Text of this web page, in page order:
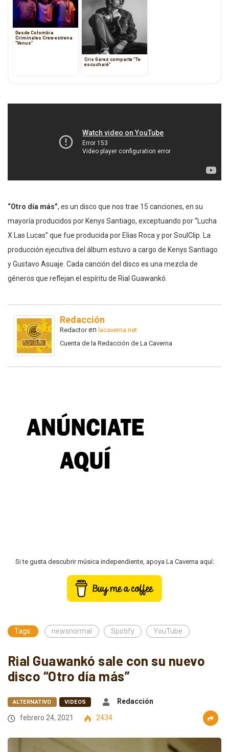
Desde Colombia
Criminales Crew estrena
“Venus”
Cris Gárez comparte “Te
escucharé”
“Otro día más”, es un disco que nos trae 15 canciones, en su
mayoría producidos por Kenys Santiago, exceptuando por “Lucha
X Las Lucas” que fue producida por Elias Roca y por SoulClip. La
producción ejecutiva del álbum estuvo a cargo de Kenys Santiago
y Gustavo Asuaje. Cada canción del disco es una mezcla de
géneros que reflejan el espíritu de Rial Guawankó.
Redacción
Redactoren lacaverna.net
Cuenta de la Redacción de La Caverna
Si te gusta descubrir música independiente, apoya La Caverna aquí:
Tags: newsnormal Spotify YouTube
Rial Guawankó sale con su nuevo
disco “Otro día más”
ALTERNATIVO VIDEOS
Redacción
febrero 24, 2021
2434